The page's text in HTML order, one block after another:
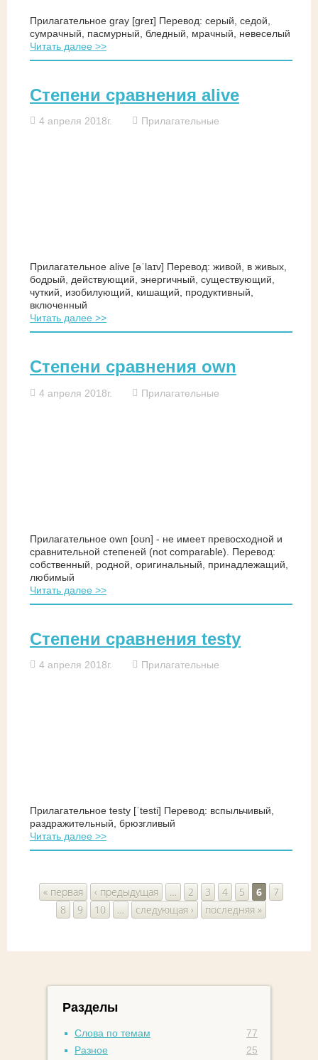
Прилагательное gray [ɡreɪ] Перевод: серый, седой,
сумрачный, пасмурный, бледный, мрачный, невеселый
Читать далее >>
Степени сравнения alive
4 апреля 2018г. Прилагательные
Прилагательное alive [əˈlaɪv] Перевод: живой, в живых,
бодрый, действующий, энергичный, существующий,
чуткий, изобилующий, кишащий, продуктивный,
включенный
Читать далее >>
Степени сравнения own
4 апреля 2018г. Прилагательные
Прилагательное own [oʊn] - не имеет превосходной и
сравнительной степеней (not comparable). Перевод:
собственный, родной, оригинальный, принадлежащий,
любимый
Читать далее >>
Степени сравнения testy
4 апреля 2018г. Прилагательные
Прилагательное testy [ˈtesti] Перевод: вспыльчивый,
раздражительный, брюзгливый
Читать далее >>
Страницы
« первая ‹ предыдущая … 2 3 4 5 6
7
8
9 10 … следующая › последняя »
Разделы
Слова по темам
77
Разное
25